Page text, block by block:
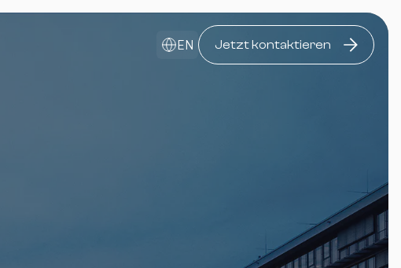
EN Jetzt kontaktieren